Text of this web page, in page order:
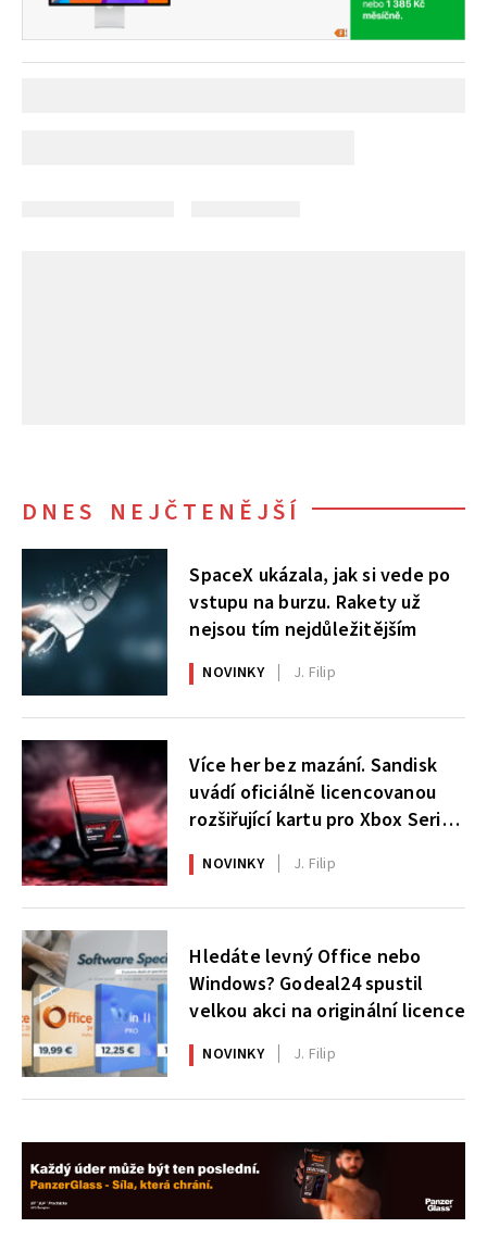
DNES NEJČTENĚJŠÍ
SpaceX ukázala, jak si vede po
vstupu na burzu. Rakety už
nejsou tím nejdůležitějším
NOVINKY J. Filip
Více her bez mazání. Sandisk
uvádí oficiálně licencovanou
rozšiřující kartu pro Xbox Series
X|S
NOVINKY J. Filip
Hledáte levný Office nebo
Windows? Godeal24 spustil
velkou akci na originální licence
NOVINKY J. Filip